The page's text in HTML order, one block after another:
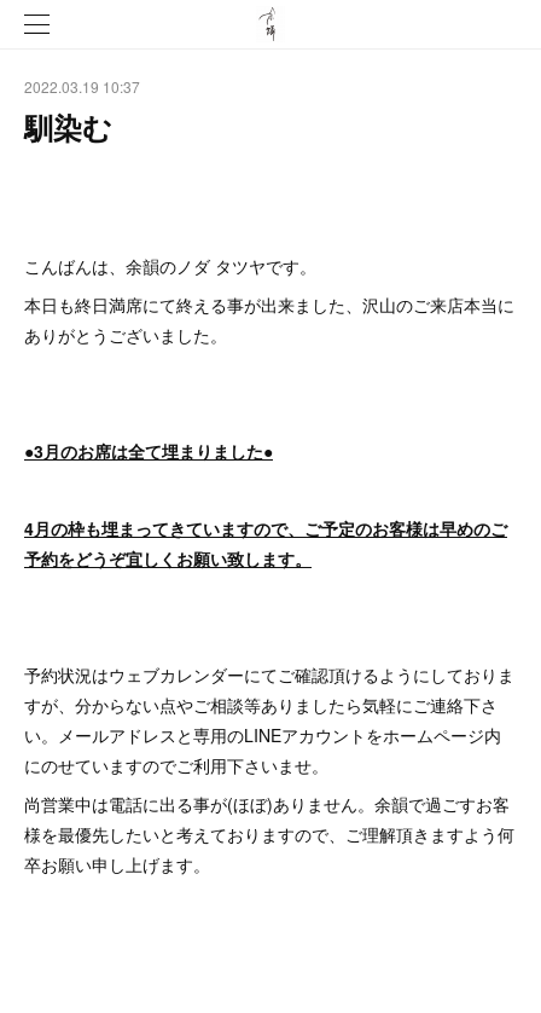
2022.03.19 10:37
馴染む
こんばんは、余韻のノダ タツヤです。
本日も終日満席にて終える事が出来ました、沢山のご来店本当に
ありがとうございました。
●3月のお席は全て埋まりました●
4月の枠も埋まってきていますので、ご予定のお客様は早めのご
予約をどうぞ宜しくお願い致します。
予約状況はウェブカレンダーにてご確認頂けるようにしておりま
すが、分からない点やご相談等ありましたら気軽にご連絡下さ
い。メールアドレスと専用のLINEアカウントをホームページ内
にのせていますのでご利用下さいませ。
尚営業中は電話に出る事が(ほぼ)ありません。余韻で過ごすお客
様を最優先したいと考えておりますので、ご理解頂きますよう何
卒お願い申し上げます。